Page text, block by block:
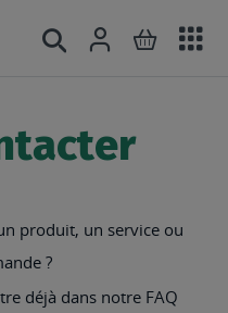
Rechercher
Connexion
Mon
produit, un service ou
?
déjà dans notre FAQ